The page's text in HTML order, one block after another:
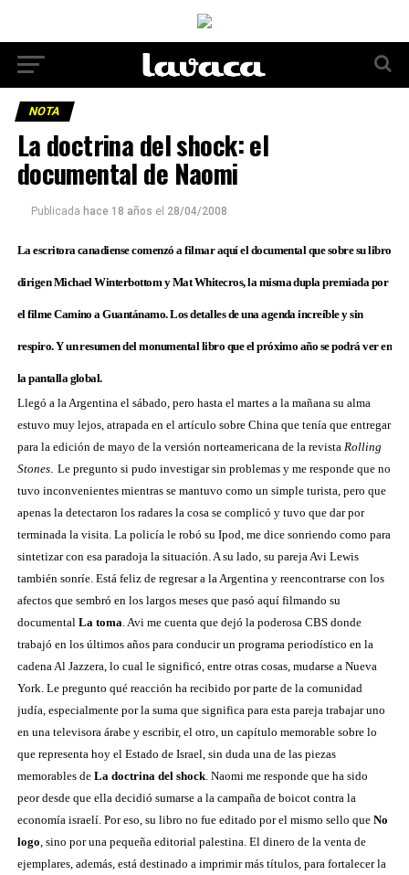
NOTA
La doctrina del shock: el
documental de Naomi
Publicada hace 18 años el 28/04/2008
La escritora canadiense comenzó a filmar aquí el documental que sobre su libro
dirigen Michael Winterbottom y Mat Whitecros, la misma dupla premiada por
el filme Camino a Guantánamo. Los detalles de una agenda increíble y sin
respiro. Y un resumen del monumental libro que el próximo año se podrá ver en
la pantalla global.
Llegó a la Argentina el sábado, pero hasta el martes a la mañana su alma
estuvo muy lejos, atrapada en el artículo sobre China que tenía que entregar
para la edición de mayo de la versión norteamericana de la revista Rolling
Stones. Le pregunto si pudo investigar sin problemas y me responde que no
tuvo inconvenientes mientras se mantuvo como un simple turista, pero que
apenas la detectaron los radares la cosa se complicó y tuvo que dar por
terminada la visita. La policía le robó su Ipod, me dice sonriendo como para
sintetizar con esa paradoja la situación. A su lado, su pareja Avi Lewis
también sonríe. Está feliz de regresar a la Argentina y reencontrarse con los
afectos que sembró en los largos meses que pasó aquí filmando su
documental La toma. Avi me cuenta que dejó la poderosa CBS donde
trabajó en los últimos años para conducir un programa periodístico en la
cadena Al Jazzera, lo cual le significó, entre otras cosas, mudarse a Nueva
York. Le pregunto qué reacción ha recibido por parte de la comunidad
judía, especialmente por la suma que significa para esta pareja trabajar uno
en una televisora árabe y escribir, el otro, un capítulo memorable sobre lo
que representa hoy el Estado de Israel, sin duda una de las piezas
memorables de La doctrina del shock. Naomi me responde que ha sido
peor desde que ella decidió sumarse a la campaña de boicot contra la
economía israelí. Por eso, su libro no fue editado por el mismo sello que No
logo, sino por una pequeña editorial palestina. El dinero de la venta de
ejemplares, además, está destinado a imprimir más títulos, para fortalecer la